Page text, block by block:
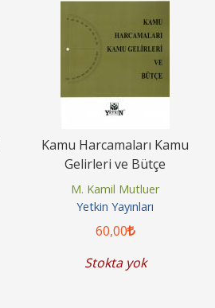
Kamu Harcamaları Kamu
Gelirleri ve Bütçe
M. Kamil Mutluer
Yetkin Yayınları
60,00
Stokta yok